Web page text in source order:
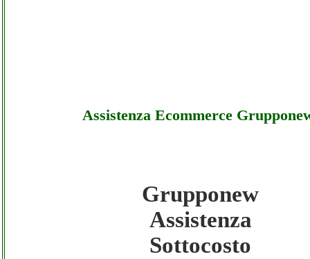
Assistenza Ecommerce
Grupponew - Assistenza Ecommerce
Grupponew
Assistenza
Sottocosto